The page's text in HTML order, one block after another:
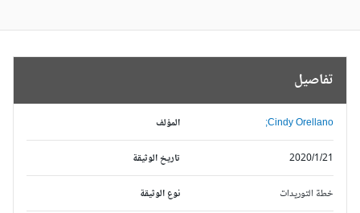
تفاصيل
المؤلف Cindy Orellano;
تاريخ الوثيقة 2020/1/21
نوع الوثيقة خطة التوريدات